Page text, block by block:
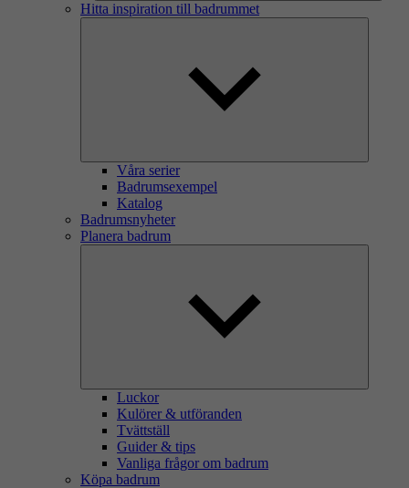
Hitta inspiration till badrummet
Våra serier
Badrumsexempel
Katalog
Badrumsnyheter
Planera badrum
Luckor
Kulörer & utföranden
Tvättställ
Guider & tips
Vanliga frågor om badrum
Köpa badrum